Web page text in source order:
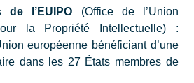
de l’EUIPO (Office de l’Union
la Propriété Intellectuelle) :
européenne bénéficiant d’une
dans les 27 États membres de